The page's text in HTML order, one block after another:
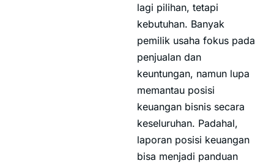
lagi pilihan, tetapi
kebutuhan. Banyak
pemilik usaha fokus pada
penjualan dan
keuntungan, namun lupa
memantau posisi
keuangan bisnis secara
keseluruhan. Padahal,
laporan posisi keuangan
bisa menjadi panduan